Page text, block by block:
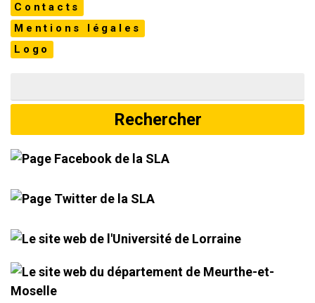
Contacts
Mentions légales
Logo